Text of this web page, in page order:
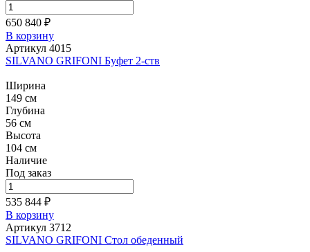
650 840 ₽
В корзину
Артикул 4015
SILVANO GRIFONI Буфет 2-ств
Ширина
149 см
Глубина
56 см
Высота
104 см
Наличие
Под заказ
535 844 ₽
В корзину
Артикул 3712
SILVANO GRIFONI Стол обеденный